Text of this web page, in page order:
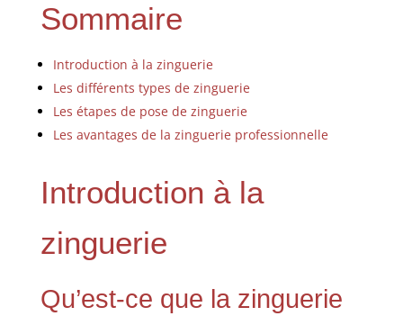
Sommaire
Introduction à la zinguerie
Les différents types de zinguerie
Les étapes de pose de zinguerie
Les avantages de la zinguerie professionnelle
Introduction à la
zinguerie
Qu’est-ce que la zinguerie